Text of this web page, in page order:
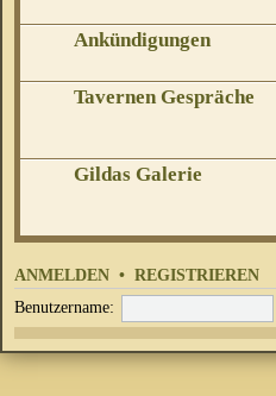
Ankündigungen
Tavernen Gespräche
Gildas Galerie
ANMELDEN • REGISTRIEREN
Benutzername: